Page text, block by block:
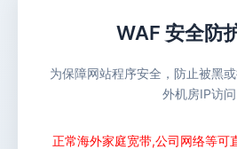
WAF 安全防
为保障网站程序安全，防止被黑
外机房IP访问
正常海外家庭宽带,公司网络等可